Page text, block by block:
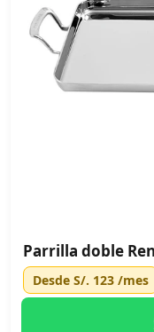
Parrilla doble
Desde S/. 123 /mes